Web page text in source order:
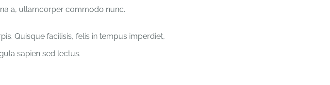
a, ullamcorper commodo nunc.
Quisque facilisis, felis in tempus imperdiet,
sapien sed lectus.